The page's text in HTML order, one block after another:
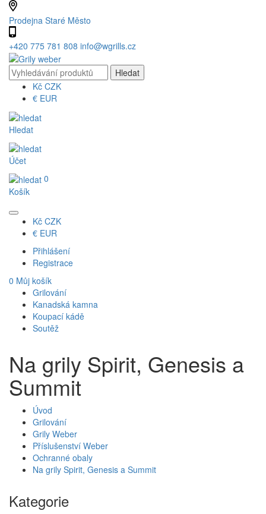
Prodejna Staré Město
+420 775 781 808 info@wgrills.cz
Kč CZK
€ EUR
Hledat
Účet
0
Košík
Kč CZK
€ EUR
Přihlášení
Registrace
0 Můj košík
Grilování
Kanadská kamna
Koupací kádě
Soutěž
Na grily Spirit, Genesis a
Summit
Úvod
Grilování
Grily Weber
Příslušenství Weber
Ochranné obaly
Na grily Spirit, Genesis a Summit
Kategorie